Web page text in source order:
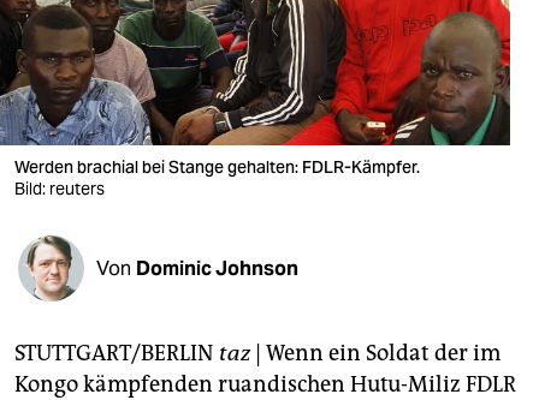
nord
wahrheit
verlag
verlag
veranstaltungen
shop
unterstützen
Werden brachial bei Stange gehalten: FDLR-Kämpfer.
Bild: reuters
Von Dominic Johnson
STUTTGART/BERLIN taz| Wenn ein Soldat der im
Kongo kämpfenden ruandischen Hutu-Miliz FDLR